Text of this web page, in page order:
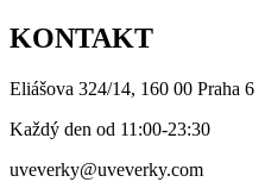
KONTAKT
Eliášova 324/14, 160 00 Praha 6
Každý den od 11:00-23:30
uveverky@uveverky.com